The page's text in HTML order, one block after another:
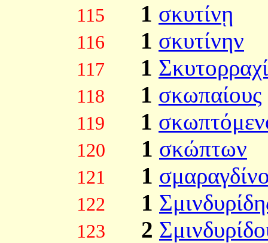
115 1 σκυτίνῃ
116 1 σκυτίνην
117 1
118 1 σκωπαίους
119 1
120 1 σκώπτων
121 1
122 1
123 2